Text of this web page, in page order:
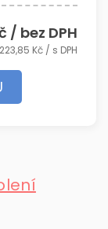
/ bez DPH
223,85 Kč / s DPH